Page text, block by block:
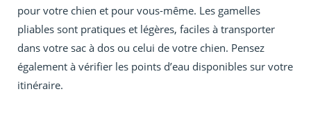
pour votre chien et pour vous-même. Les gamelles
pliables sont pratiques et légères, faciles à transporter
dans votre sac à dos ou celui de votre chien. Pensez
également à vérifier les points d’eau disponibles sur votre
itinéraire.